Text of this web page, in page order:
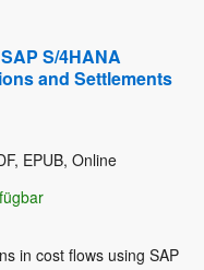
S/4HANA
and Settlements
EPUB, Online
in cost flows using SAP